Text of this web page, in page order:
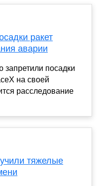
ракет
аварии
запретили посадки
на своей
расследование
тяжелые